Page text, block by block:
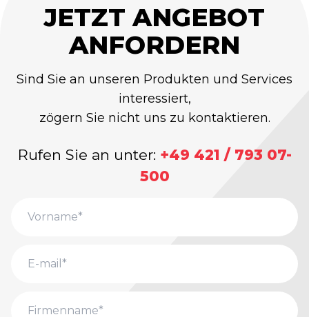
JETZT ANGEBOT
ANFORDERN
Sind Sie an unseren Produkten und Services
interessiert,
zögern Sie nicht uns zu kontaktieren.
Rufen Sie an unter: +49 421 / 793 07-
500